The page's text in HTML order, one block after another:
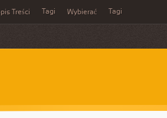
Treści Tagi Wybierać Tagi